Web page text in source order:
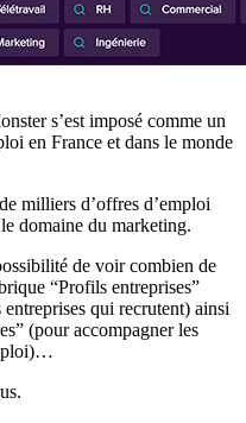
s’est imposé comme un
en France et dans le monde
milliers d’offres d’emploi
domaine du marketing.
de voir combien de
“Profils entreprises”
qui recrutent) ainsi
(pour accompagner les